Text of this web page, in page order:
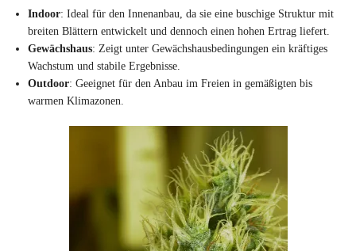
Indoor: Ideal für den Innenanbau, da sie eine buschige Struktur mit
breiten Blättern entwickelt und dennoch einen hohen Ertrag liefert.
Gewächshaus: Zeigt unter Gewächshausbedingungen ein kräftiges
Wachstum und stabile Ergebnisse.
Outdoor: Geeignet für den Anbau im Freien in gemäßigten bis
warmen Klimazonen.